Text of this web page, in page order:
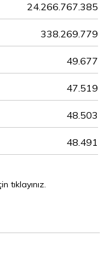
24.266.767.385
338.269.779
49.677
47.519
48.503
48.491
tıklayınız.